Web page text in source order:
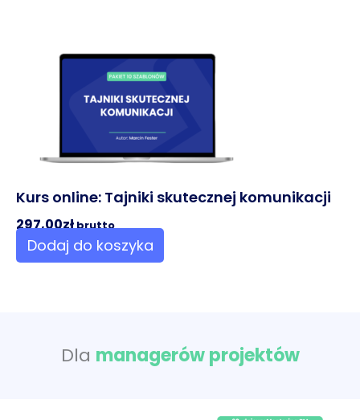
Kurs online: Tajniki skutecznej komunikacji
297,00złbrutto
Dodaj do koszyka
Dla managerów projektów